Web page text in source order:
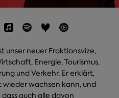
unser neuer Fraktionsvize,
Energie, Tourismus,
und Verkehr. Er erklärt,
wachsen kann, und
auch alle davon